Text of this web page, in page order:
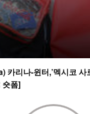
카리나-윈터,’멕시코
숏폼]